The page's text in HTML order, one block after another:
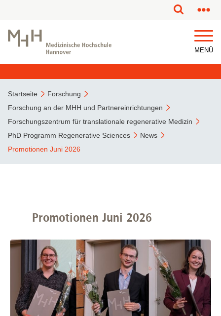
MENÜ
Startseite
Forschung
Forschung an der MHH und Partnereinrichtungen
Forschungszentrum für translationale regenerative Medizin
PhD Programm Regenerative Sciences
News
Promotionen Juni 2026
Promotionen Juni 2026